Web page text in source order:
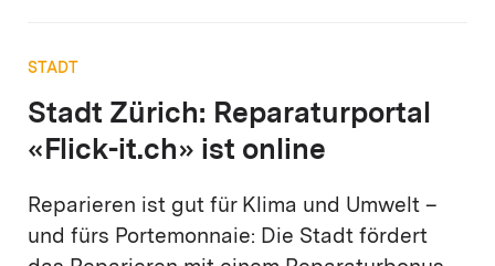
STADT
Stadt Zürich: Reparaturportal
«Flick-it.ch» ist online
Reparieren ist gut für Klima und Umwelt –
und fürs Portemonnaie: Die Stadt fördert